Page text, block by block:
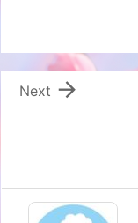

Next